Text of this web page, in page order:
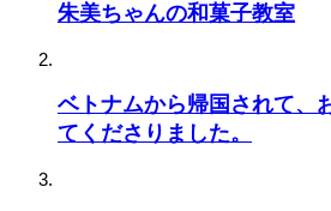
朱美ちゃんの和菓子教室
ベトナムから帰国されて、
てくださりました。